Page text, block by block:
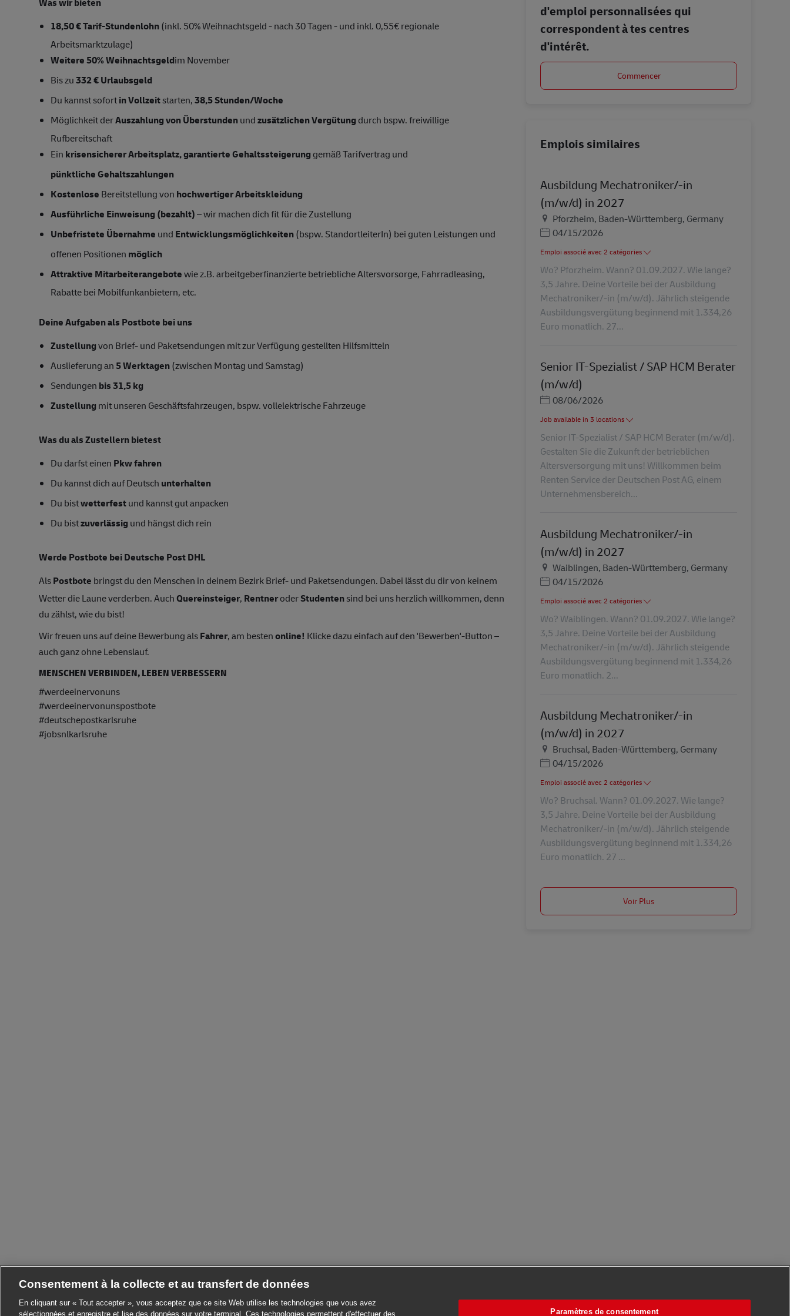
18,50 € Tarif-Stundenlohn(inkl. 50% Weihnachtsgeld - nach 30 Tagen - und inkl. 0,55€ regionale
Arbeitsmarktzulage)
Weitere 50% Weihnachtsgeldim November
Bis zu332 € Urlaubsgeld
Du kannst sofortin Vollzeitstarten,38,5 Stunden/Woche
Möglichkeit derAuszahlung von Überstundenundzusätzlichen Vergütung durch bspw. freiwillige
Rufbereitschaft
Ein krisensicherer Arbeitsplatz, garantierte Gehaltssteigerung gemäß Tarifvertrag und
pünktliche Gehaltszahlungen
Kostenlose Bereitstellung von hochwertiger Arbeitskleidung
Ausführliche Einweisung (bezahlt)– wir machen dich fit für die Zustellung
Unbefristete Übernahme und Entwicklungsmöglichkeiten(bspw. StandortleiterIn) bei guten Leistungen und
offenen Positionen möglich
Attraktive Mitarbeiterangebotewie z.B. arbeitgeberfinanzierte betriebliche Altersvorsorge, Fahrradleasing,
Rabatte bei Mobilfunkanbietern, etc.
Deine Aufgaben als Postbote bei uns
Zustellungvon Brief- und Paketsendungen mit zur Verfügung gestellten Hilfsmitteln
Auslieferung an5 Werktagen(zwischen Montag und Samstag)
Sendungen bis 31,5 kg
Zustellung mit unseren Geschäftsfahrzeugen, bspw. vollelektrische Fahrzeuge
Was du als Zustellern bietest
Du darfst einen Pkw fahren
Du kannst dich auf Deutsch unterhalten
Du bistwetterfestund kannst gut anpacken
Du bistzuverlässig und hängst dich rein
Werde Postbote bei Deutsche Post DHL
AlsPostbote bringst du den Menschen in deinem Bezirk Brief- und Paketsendungen. Dabei lässt du dir von keinem
Wetter die Laune verderben. AuchQuereinsteiger, RentneroderStudentensind bei uns herzlich willkommen, denn
du zählst, wie du bist!
Wir freuen uns auf deine Bewerbung alsFahrer, am bestenonline! Klicke dazu einfach auf den 'Bewerben'-Button –
auch ganz ohne Lebenslauf.
MENSCHEN VERBINDEN, LEBEN VERBESSERN
#werdeeinervonuns
#werdeeinervonunspostbote
#deutschepostkarlsruhe
#jobsnlkarlsruhe
d'emploi personnalisées qui
correspondent à tes centres
d'intérêt.
Commencer
Emplois similaires
Ausbildung Mechatroniker/-in
(m/w/d) in 2027
LieuPforzheim, Baden-Württemberg, Germany
Posted Date
04/15/2026
Emploi associé avec 2 catégories
Wo? Pforzheim. Wann? 01.09.2027. Wie lange?
3,5 Jahre. Deine Vorteile bei der Ausbildung
Mechatroniker/-in (m/w/d). Jährlich steigende
Ausbildungsvergütung beginnend mit 1.334,26
Euro monatlich. 27...
Senior IT-Spezialist / SAP HCM Berater
(m/w/d)
Posted Date
08/06/2026
Job available in 3 locations
Senior IT-Spezialist / SAP HCM Berater (m/w/d).
Gestalten Sie die Zukunft der betrieblichen
Altersversorgung mit uns! Willkommen beim
Renten Service der Deutschen Post AG, einem
Unternehmensbereich...
Ausbildung Mechatroniker/-in
(m/w/d) in 2027
LieuWaiblingen, Baden-Württemberg, Germany
Posted Date
04/15/2026
Emploi associé avec 2 catégories
Wo? Waiblingen. Wann? 01.09.2027. Wie lange?
3,5 Jahre. Deine Vorteile bei der Ausbildung
Mechatroniker/-in (m/w/d). Jährlich steigende
Ausbildungsvergütung beginnend mit 1.334,26
Euro monatlich. 2...
Ausbildung Mechatroniker/-in
(m/w/d) in 2027
LieuBruchsal, Baden-Württemberg, Germany
Posted Date
04/15/2026
Emploi associé avec 2 catégories
Wo? Bruchsal. Wann? 01.09.2027. Wie lange?
3,5 Jahre. Deine Vorteile bei der Ausbildung
Mechatroniker/-in (m/w/d). Jährlich steigende
Ausbildungsvergütung beginnend mit 1.334,26
Euro monatlich. 27 ...
Voir Plus
Consentement à la collecte et au transfert de données
En cliquant sur « Tout accepter », vous acceptez que ce site Web utilise les technologies que vous avez
sélectionnées et enregistre et lise des données sur votre terminal. Ces technologies permettent d'effectuer des
Paramètres de consentement